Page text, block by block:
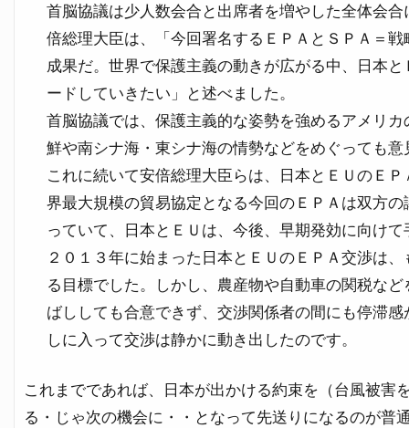
首脳協議は少人数会合と出席者を増やした全体会
倍総理大臣は、「今回署名するＥＰＡとＳＰＡ＝
成果だ。世界で保護主義の動きが広がる中、日本
ードしていきたい」と述べました。
首脳協議では、保護主義的な姿勢を強めるアメリ
鮮や南シナ海・東シナ海の情勢などをめぐっても
これに続いて安倍総理大臣らは、日本とＥＵのＥ
界最大規模の貿易協定となる今回のＥＰＡは双方
っていて、日本とＥＵは、今後、早期発効に向け
２０１３年に始まった日本とＥＵのＥＰＡ交渉は
る目標でした。しかし、農産物や自動車の関税な
ばししても合意できず、交渉関係者の間にも停滞
しに入って交渉は静かに動き出したのです。
これまでであれば、日本が出かける約束を（台風被害
る・じゃ次の機会に・・となって先送りになるのが普